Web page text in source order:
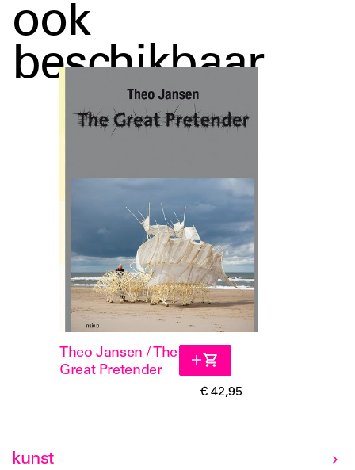
ook
beschikbaar
Theo Jansen / The
Great Pretender
€ 42,95
kunst